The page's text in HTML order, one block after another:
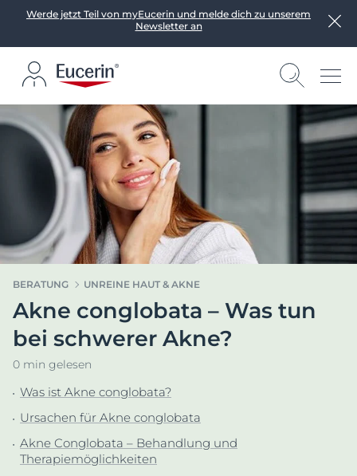
Werde jetzt Teil von myEucerin und melde dich zu unserem
Newsletter an
BERATUNG UNREINE HAUT & AKNE
Akne conglobata – Was tun
bei schwerer Akne?
0 min gelesen
Was ist Akne conglobata?
Ursachen für Akne conglobata
Akne Conglobata – Behandlung und
Therapiemöglichkeiten